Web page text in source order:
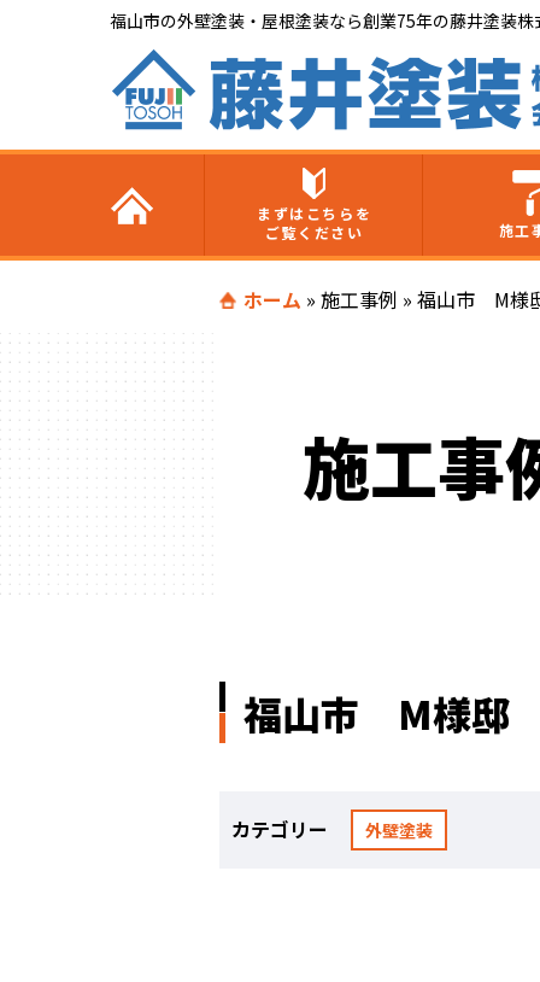
福山市の外壁塗装・屋根塗装なら創業75年の藤井塗装
まずはこちらを
ご覧ください
施工
ホーム » 施工事例 » 福山市 M様
施工事
福山市 M様邸
カテゴリー 外壁塗装